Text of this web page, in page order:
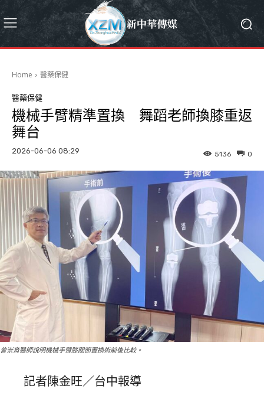
Home 醫藥保健
醫藥保健
機械手臂精準置換 舞蹈老師換膝重返
舞台
2026-06-06 08:29 0
5136
曾崇育醫師說明機械手臂膝關節置換術前後比較。
記者陳金旺／台中報導